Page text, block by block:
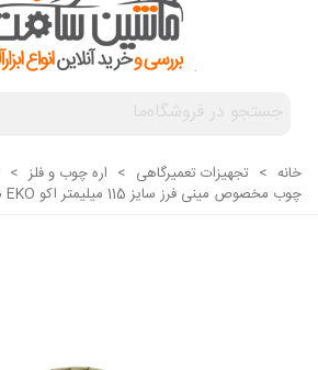
خانه > تجهیزات تعمیرگاهی > اره چوب و فلز >
چوب مخصوص مینی فرز سایز 115 میلیمتر اکو EKO مدل ECS-115